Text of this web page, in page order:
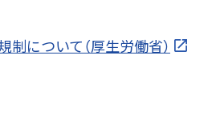
について（厚生労働省）